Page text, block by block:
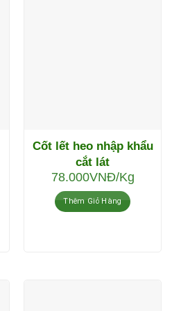
Cốt lết heo nhập khẩu
cắt lát
78.000VNĐ/Kg
Thêm Giỏ Hàng